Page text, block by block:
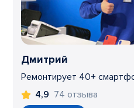
Дмитрий
Ремонтирует 40+
4,9 74 отзыва